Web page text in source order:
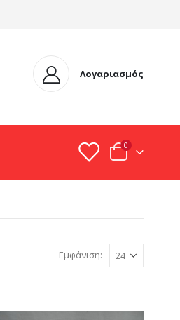
Λογαριασμός
0
Εμφάνιση: